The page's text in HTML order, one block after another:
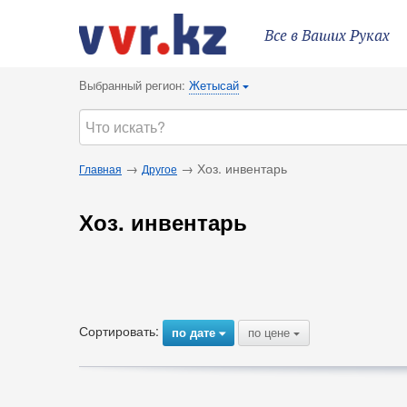
Все в Ваших Руках
Выбранный регион: Жетысай {
Главная → Другое → Хоз. инвентарь
Хоз. инвентарь
Сортировать: по дате{ по цене {